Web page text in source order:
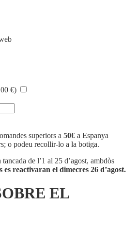
€)
superiors a 50€ a Espanya
o podeu recollir-lo a la botiga.
de l’1 al 25 d’agost, ambdòs
es reactivaran el dimecres 26 d’agost.
EL